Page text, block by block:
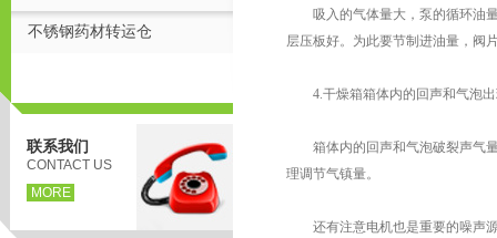
不锈钢药材转运仓
联系我们
CONTACT US
MORE
吸入的气体量大，泵的循环油量
层压板好。为此要节制进油量，阀
4.干燥箱箱体内的回声和气泡出
箱体内的回声和气泡破裂声气量
理调节气镇量。
还有注意电机也是重要的噪声源